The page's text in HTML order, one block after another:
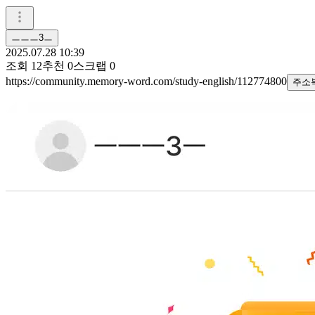
ㅡㅡㅡ3ㅡ
2025.07.28 10:39
조회 12추천 0스크랩 0
https://community.memory-word.com/study-english/112774800 주소